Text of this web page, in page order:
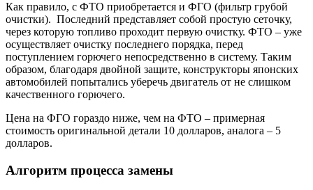
Как правило, с ФТО приобретается и ФГО (фильтр грубой
очистки). Последний представляет собой простую сеточку,
через которую топливо проходит первую очистку. ФТО – уже
осуществляет очистку последнего порядка, перед
поступлением горючего непосредственно в систему. Таким
образом, благодаря двойной защите, конструкторы японских
автомобилей попытались уберечь двигатель от не слишком
качественного горючего.
Цена на ФГО гораздо ниже, чем на ФТО – примерная
стоимость оригинальной детали 10 долларов, аналога – 5
долларов.
Алгоритм процесса замены